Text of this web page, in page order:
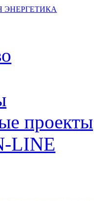
проекты
LINE